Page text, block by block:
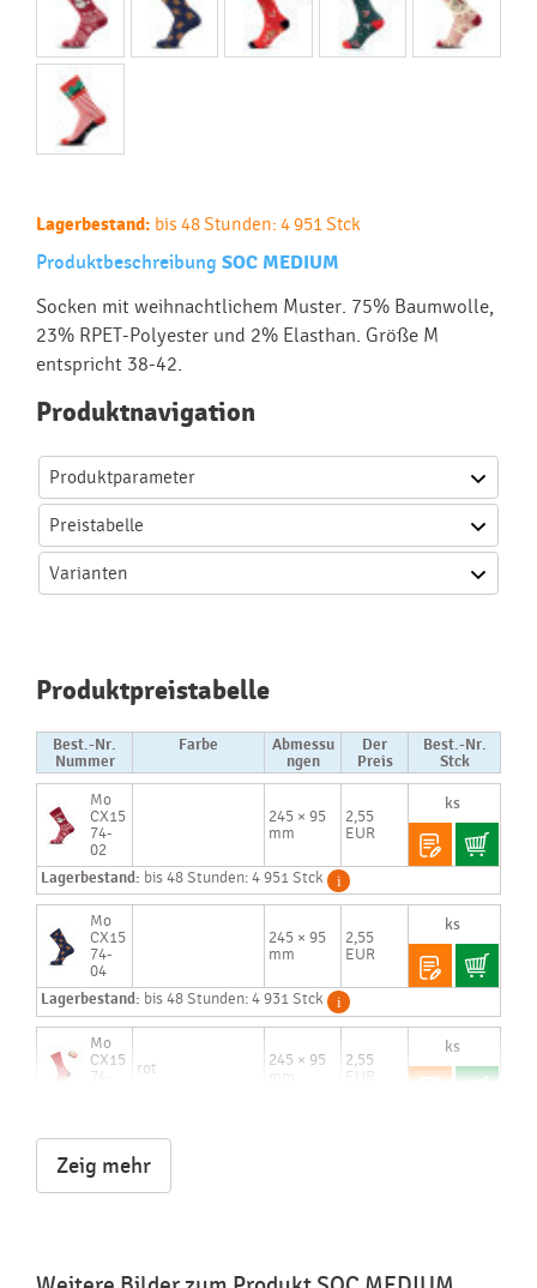
Lagerbestand: bis 48 Stunden: 4 951 Stck
Produktbeschreibung SOC MEDIUM
Socken mit weihnachtlichem Muster. 75% Baumwolle,
23% RPET-Polyester und 2% Elasthan. Größe M
entspricht 38-42.
Produktnavigation
Produktparameter
Preistabelle
Varianten
Produktpreistabelle
Best.-Nr.
Nummer
Farbe
Abmessu
ngen
Der
Preis
Best.-Nr.
Stck
Mo
CX15
74-
02
245 × 95
mm
2,55
EUR
Lagerbestand: bis 48 Stunden: 4 951 Stck
Mo
CX15
74-
04
245 × 95
mm
2,55
EUR
Lagerbestand: bis 48 Stunden: 4 931 Stck
Mo
CX15
74-
rot
245 × 95
2,55
EUR
Zeig mehr